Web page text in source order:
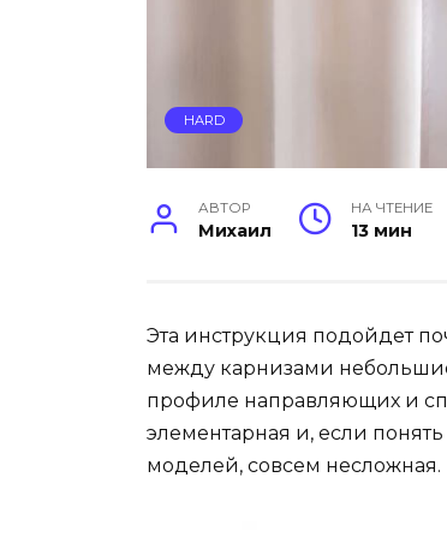
HARD
АВТОР
Михаил
НА ЧТЕНИЕ
13 мин
Эта инструкция подойдет
между карнизами
профиле направляющих и
элементарная и, если
моделей, совсем несложная.